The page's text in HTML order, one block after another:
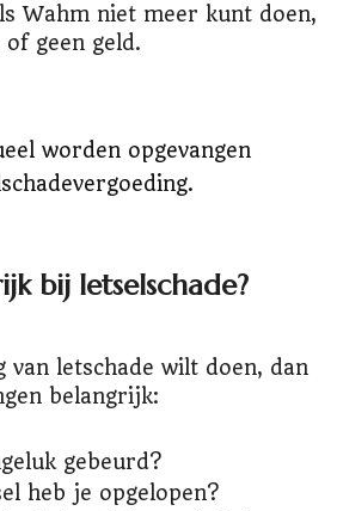
Wahm niet meer kunt doen,
geen geld.
worden opgevangen
bij letselschade?
van letschade wilt doen, dan
belangrijk:
gebeurd?
heb je opgelopen?